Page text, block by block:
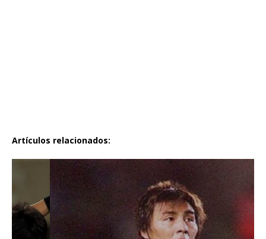
Artículos relacionados: